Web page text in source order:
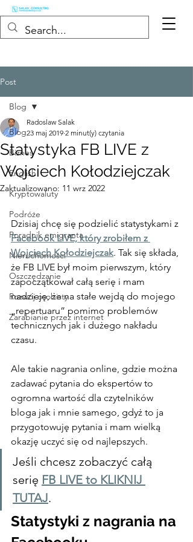
Post
Blog
Biznes
English
Kryptowaluty
Podróże
Poradnik emigranta
Nieruchomości
Oszczędzanie
Rozwój osobisty
Zarabianie przez internet
Blog
Statystyka FB LIVE z
Wojciech Kołodziejczak
Radoslaw Salak
23 maj 2019 2 minut(y) czytania
Zaktualizowano: 11 wrz 2022
Dzisiaj chcę się podzielić statystykami z
Facebook LIVE, który zrobiłem z
Wojciech Kołodziejczak. Tak się składa,
że FB LIVE był moim pierwszym, który
zapoczątkował całą serię i mam
nadzieję, że na stałe wejdą do mojego
„repertuaru” pomimo problemów
technicznych jak i dużego nakładu
czasu.
Ale takie nagrania online, gdzie można
zadawać pytania do ekspertów to
ogromna wartość dla czytelników
bloga jak i mnie samego, gdyż to ja
przygotowuję pytania i mam wielką
okazję uczyć się od najlepszych.
Jeśli chcesz zobaczyć całą
serię FB LIVE to KLIKNIJ
TUTAJ.
Statystyki z nagrania na